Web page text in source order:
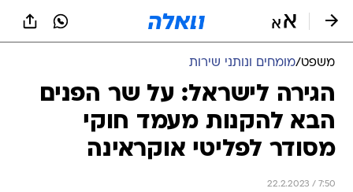
משפט/מומחים ונותני שירות
הגירה לישראל: על שר הפנים
הבא להקנות מעמד חוקי
מסודר לפליטי אוקראינה
22.2.2023 / 7:50